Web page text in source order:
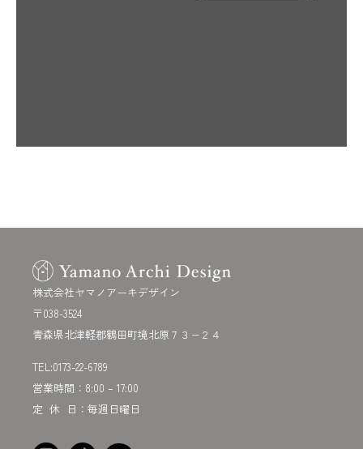
株式会社ヤマノアーキデザイン
〒038-3524
青森県北津軽郡鶴田町境北原７３−２４
TEL:0173-22-6789
営業時間：8:00 – 17:00
定 休 日：毎週日曜日